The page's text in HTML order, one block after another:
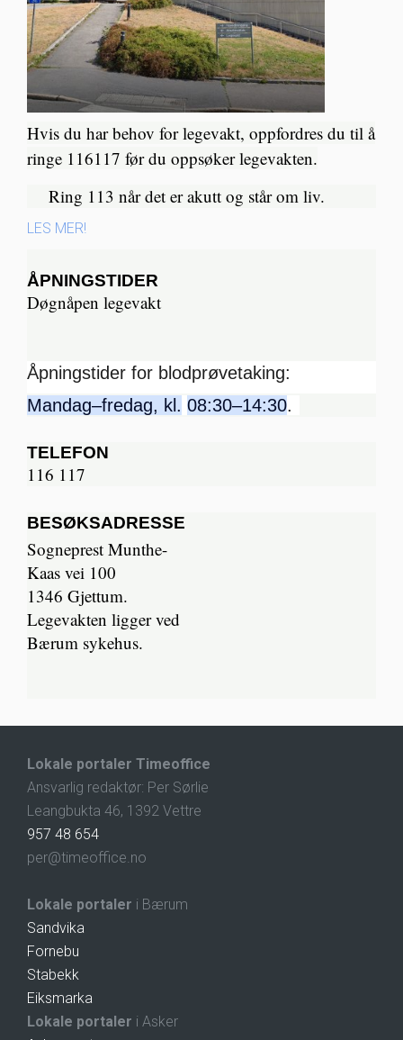
Hvis du har behov for legevakt, oppfordres du til å
ringe 116117 før du oppsøker legevakten.
Ring 113 når det er akutt og står om liv.​
LES MER!
ÅPNINGSTIDER
Døgnåpen legevakt
Åpningstider for blodprøvetaking:
Mandag–fredag, kl. 08:30–14:30.
TELEFON
116 117
BESØKSADRESSE
Sogneprest Munthe-
Kaas vei 100
1346 Gjettum.
Legevakten ligger ved
Bærum sykehus.
Lokale portaler Timeoffice
Ansvarlig redaktør: Per Sørlie
Leangbukta 46, 1392 Vettre
957 48 654
per@timeoffice.no
Lokale portaler i Bærum
Sandvika
Fornebu
Stabekk
Eiksmarka
Lokale portaler i Asker